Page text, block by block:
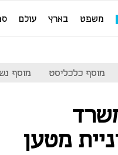
משפט בארץ עולם
מוסף כלכליסט מוסף נשים
מטען